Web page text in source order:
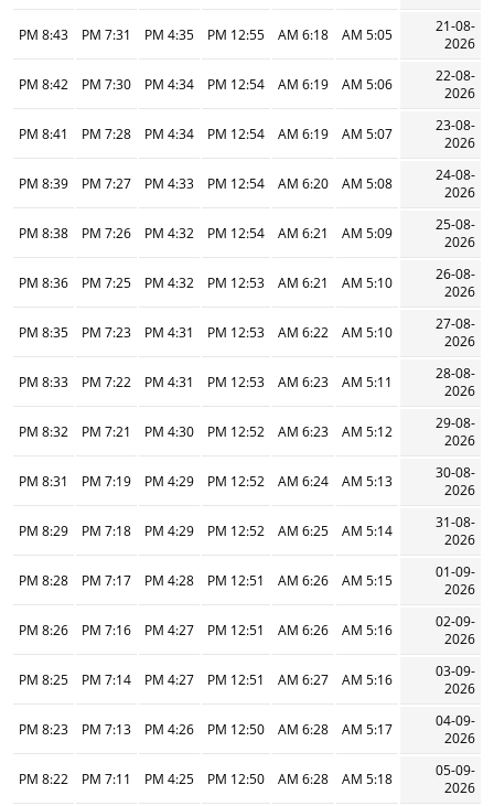
21-08-
2026
5:05 AM
6:18 AM
12:55 PM
4:35 PM
7:31 PM
8:43 PM
22-08-
2026
5:06 AM
6:19 AM
12:54 PM
4:34 PM
7:30 PM
8:42 PM
23-08-
2026
5:07 AM
6:19 AM
12:54 PM
4:34 PM
7:28 PM
8:41 PM
24-08-
2026
5:08 AM
6:20 AM
12:54 PM
4:33 PM
7:27 PM
8:39 PM
25-08-
2026
5:09 AM
6:21 AM
12:54 PM
4:32 PM
7:26 PM
8:38 PM
26-08-
2026
5:10 AM
6:21 AM
12:53 PM
4:32 PM
7:25 PM
8:36 PM
27-08-
2026
5:10 AM
6:22 AM
12:53 PM
4:31 PM
7:23 PM
8:35 PM
28-08-
2026
5:11 AM
6:23 AM
12:53 PM
4:31 PM
7:22 PM
8:33 PM
29-08-
2026
5:12 AM
6:23 AM
12:52 PM
4:30 PM
7:21 PM
8:32 PM
30-08-
2026
5:13 AM
6:24 AM
12:52 PM
4:29 PM
7:19 PM
8:31 PM
31-08-
2026
5:14 AM
6:25 AM
12:52 PM
4:29 PM
7:18 PM
8:29 PM
01-09-
2026
5:15 AM
6:26 AM
12:51 PM
4:28 PM
7:17 PM
8:28 PM
02-09-
2026
5:16 AM
6:26 AM
12:51 PM
4:27 PM
7:16 PM
8:26 PM
03-09-
2026
5:16 AM
6:27 AM
12:51 PM
4:27 PM
7:14 PM
8:25 PM
04-09-
2026
5:17 AM
6:28 AM
12:50 PM
4:26 PM
7:13 PM
8:23 PM
05-09-
2026
5:18 AM
6:28 AM
12:50 PM
4:25 PM
7:11 PM
8:22 PM